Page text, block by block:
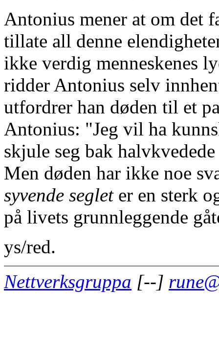
Antonius mener at om det
tillate all denne
ikke verdig menneskenes
ridder Antonius selv
utfordrer han døden til et
Antonius: "Jeg vil ha
skjule seg bak
Men døden har ikke noe
syvende seglet er en sterk
på livets grunnleggende
ys/red.
Nettverksgruppa [--]